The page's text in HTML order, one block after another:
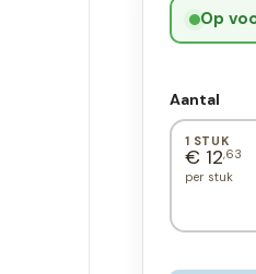
Op
Aantal
1 STUK
€ 12,63
per stuk